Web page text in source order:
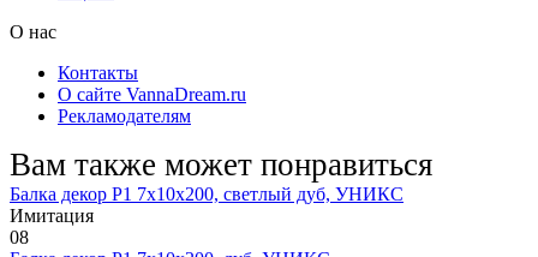
О нас
Контакты
О сайте VannaDream.ru
Рекламодателям
Вам также может понравиться
Балка декор Р1 7х10х200, светлый дуб, УНИКС
Имитация
08